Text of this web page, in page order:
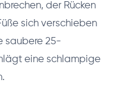
der Rücken
sich verschieben
saubere 25-
eine schlampige